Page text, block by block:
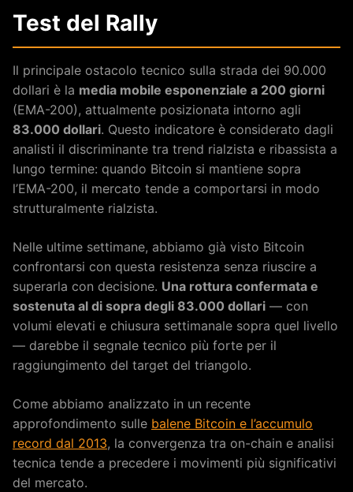
Test del Rally
Il principale ostacolo tecnico sulla strada dei 90.000
dollari è la media mobile esponenziale a 200 giorni
(EMA-200), attualmente posizionata intorno agli
83.000 dollari. Questo indicatore è considerato dagli
analisti il discriminante tra trend rialzista e ribassista a
lungo termine: quando Bitcoin si mantiene sopra
l’EMA-200, il mercato tende a comportarsi in modo
strutturalmente rialzista.
Nelle ultime settimane, abbiamo già visto Bitcoin
confrontarsi con questa resistenza senza riuscire a
superarla con decisione. Una rottura confermata e
sostenuta al di sopra degli 83.000 dollari — con
volumi elevati e chiusura settimanale sopra quel livello
— darebbe il segnale tecnico più forte per il
raggiungimento del target del triangolo.
Come abbiamo analizzato in un recente
approfondimento sulle balene Bitcoin e l’accumulo
record dal 2013, la convergenza tra on-chain e analisi
tecnica tende a precedere i movimenti più significativi
del mercato.